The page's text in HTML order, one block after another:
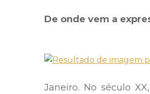
De onde vem a
Janeiro. No século XX